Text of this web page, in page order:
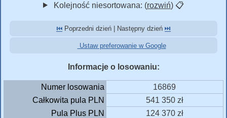
Kolejność niesortowana: (rozwiń) 📋
⏮️ Poprzedni dzień | Następny dzień ⏭️
Ustaw preferowanie w Google
Informacje o losowaniu:
Numer losowania
16869
Całkowita pula PLN
541 350 zł
Pula Plus PLN
124 370 zł